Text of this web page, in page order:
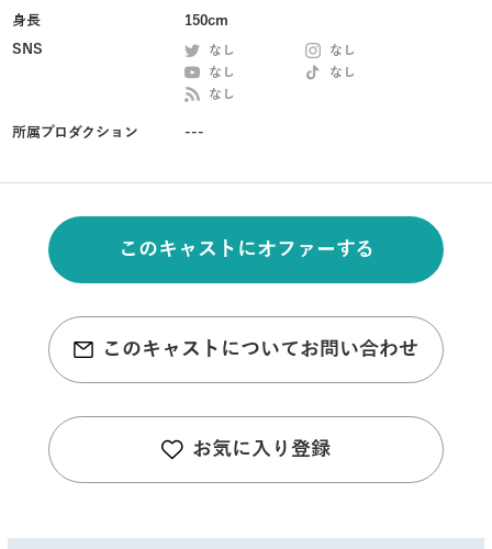
身長
150cm
SNS
なし
なし
なし
なし
なし
所属プロダクション ---
このキャストにオファーする
このキャストについてお問い合わせ
お気に入り登録